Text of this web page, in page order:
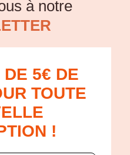
à notre
DE 5€ DE
TOUTE
!